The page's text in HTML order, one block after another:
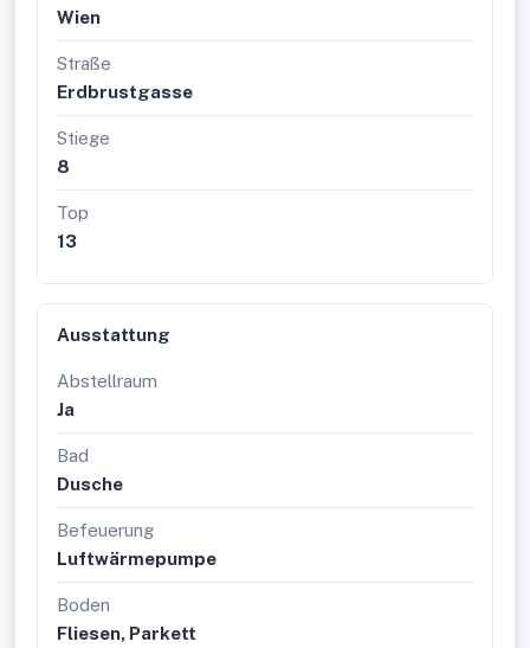
Wien
Straße
Erdbrustgasse
Stiege
8
Top
13
Ausstattung
Abstellraum
Ja
Bad
Dusche
Befeuerung
Luftwärmepumpe
Boden
Fliesen, Parkett